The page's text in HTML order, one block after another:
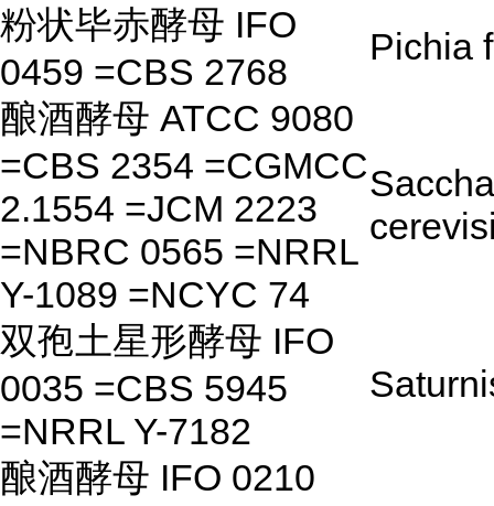
粉状毕赤酵母 IFO
0459 =CBS 2768
Pichia
酿酒酵母 ATCC 9080
=CBS 2354 =CGMCC
2.1554 =JCM 2223
=NBRC 0565 =NRRL
Y-1089 =NCYC 74
双孢土星形酵母 IFO
0035 =CBS 5945
=NRRL Y-7182
酿酒酵母 IFO 0210